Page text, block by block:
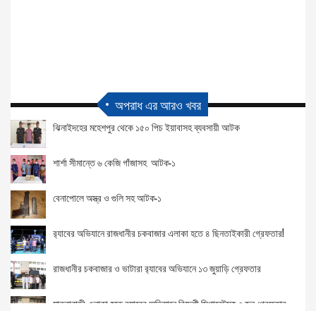
অপরাধ এর আরও খবর
ঝিনাইদহের মহেশপুর থেকে ১৫০ পিচ ইয়াবাসহ ব্যবসায়ী আটক
শার্শা সীমান্তে ৬ কেজি গাঁজাসহ আটক-১
বেনাপোলে অস্ত্র ও গুলি সহ আটক-১
র‌্যাবের অভিযানে রাজধানীর চকবাজার এলাকা হতে ৪ ছিনতাইকারী গ্রেফতার!
রাজধানীর চকবাজার ও ভাটারা র‌্যাবের অভিযানে ১৩ জুয়াড়ি গ্রেফতার
যাত্রাবাড়ী এলাকা হতে র‌্যাবের অভিযানে বিদেশী সিগারেটসহ ৩ জন গ্রেফতার